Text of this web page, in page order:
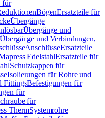
für
BögenErsatzteile für
Übergänge
Übergänge und
und Verbindungen,
AnschlüsseErsatzteile
EdelstahlErsatzteile für
Schutzkappen für
Isolierungen für Rohre und
FittingsBefestigungen für
für
für
ThermSystemrohre